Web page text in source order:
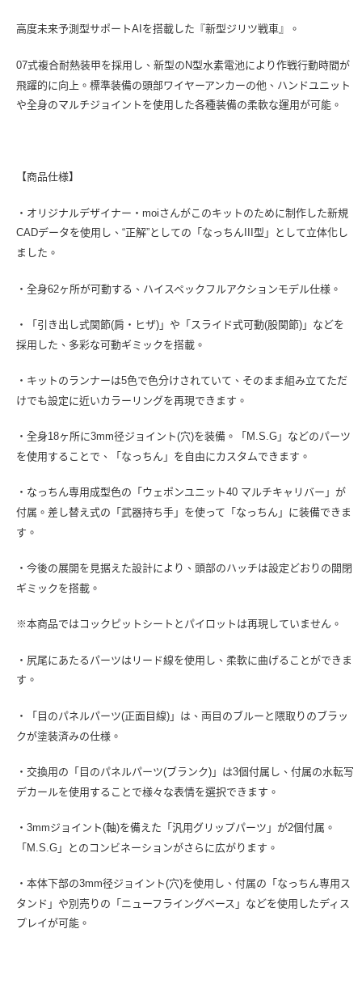
高度未来予測型サポートAIを搭載した『新型ジリツ戦車』。
07式複合耐熱装甲を採用し、新型のN型水素電池により作戦行動時間が
飛躍的に向上。標準装備の頭部ワイヤーアンカーの他、ハンドユニット
や全身のマルチジョイントを使用した各種装備の柔軟な運用が可能。
【商品仕様】
・オリジナルデザイナー・moiさんがこのキットのために制作した新規
CADデータを使用し、“正解”としての「なっちんIII型」として立体化し
ました。
・全身62ヶ所が可動する、ハイスペックフルアクションモデル仕様。
・「引き出し式関節(肩・ヒザ)」や「スライド式可動(股関節)」などを
採用した、多彩な可動ギミックを搭載。
・キットのランナーは5色で色分けされていて、そのまま組み立てただ
けでも設定に近いカラーリングを再現できます。
・全身18ヶ所に3mm径ジョイント(穴)を装備。「M.S.G」などのパーツ
を使用することで、「なっちん」を自由にカスタムできます。
・なっちん専用成型色の「ウェポンユニット40 マルチキャリバー」が
付属。差し替え式の「武器持ち手」を使って「なっちん」に装備できま
す。
・今後の展開を見据えた設計により、頭部のハッチは設定どおりの開閉
ギミックを搭載。
※本商品ではコックピットシートとパイロットは再現していません。
・尻尾にあたるパーツはリード線を使用し、柔軟に曲げることができま
す。
・「目のパネルパーツ(正面目線)」は、両目のブルーと隈取りのブラッ
クが塗装済みの仕様。
・交換用の「目のパネルパーツ(ブランク)」は3個付属し、付属の水転写
デカールを使用することで様々な表情を選択できます。
・3mmジョイント(軸)を備えた「汎用グリップパーツ」が2個付属。
「M.S.G」とのコンビネーションがさらに広がります。
・本体下部の3mm径ジョイント(穴)を使用し、付属の「なっちん専用ス
タンド」や別売りの「ニューフライングベース」などを使用したディス
プレイが可能。